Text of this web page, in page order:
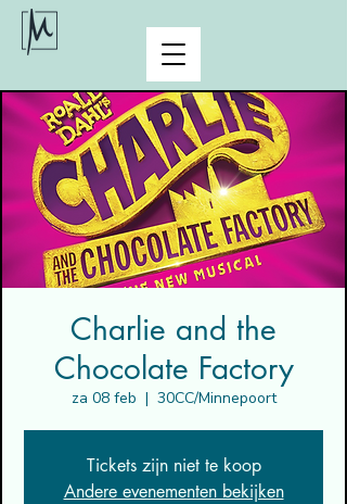
Charlie and the
Chocolate Factory
za 08 feb
  |
30CC/Minnepoort
Tickets zijn niet te koop
Andere evenementen bekijken